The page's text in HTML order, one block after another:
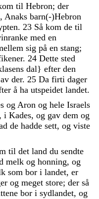
til Hebron; der
, Anaks barn(-)Hebron
. 23 Så kom de til
med en
sig på en stang;
. 24 Dette sted
dal} efter den
av der. 25 Da firti dager
å ha utspeidet landet.
og Aron og hele Israels
, i Kades, og gav dem og
de hadde sett, og viste
til det land du sendte
melk og honning, og
som bor i landet, er
og meget store; der så
bor i sydlandet, og